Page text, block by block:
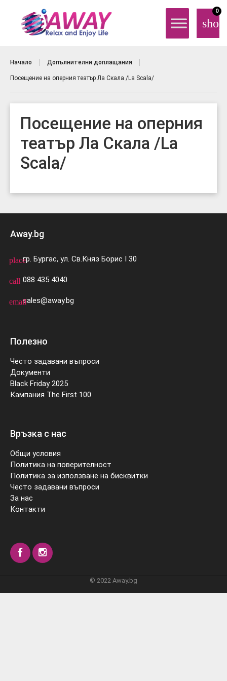
0
Начало Допълнителни доплащания
Посещение на оперния театър Ла Скала /La Scala/
Посещение на оперния
театър Ла Скала /La
Scala/
Away.bg
placeгр. Бургас, ул. Св.Княз Борис I 30
call 088 435 4040
emailsales@away.bg
Полезно
Често задавани въпроси
Документи
Black Friday 2025
Кампания The First 100
Връзка с нас
Общи условия
Политика на поверителност
Политика за използване на бисквитки
Често задавани въпроси
За нас
Контакти
© 2022 Away.bg